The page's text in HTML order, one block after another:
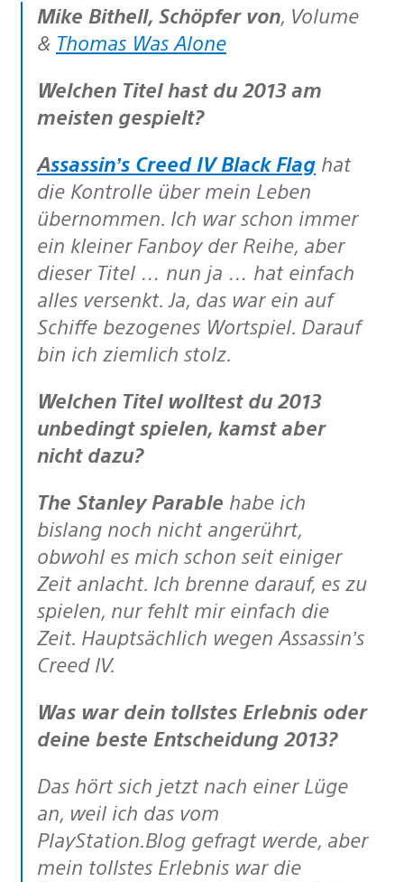
Mike Bithell, Schöpfer von, Volume
& Thomas Was Alone
Welchen Titel hast du 2013 am
meisten gespielt?
Assassin’s Creed IV Black Flag hat
die Kontrolle über mein Leben
übernommen. Ich war schon immer
ein kleiner Fanboy der Reihe, aber
dieser Titel … nun ja … hat einfach
alles versenkt. Ja, das war ein auf
Schiffe bezogenes Wortspiel. Darauf
bin ich ziemlich stolz.
Welchen Titel wolltest du 2013
unbedingt spielen, kamst aber
nicht dazu?
The Stanley Parable habe ich
bislang noch nicht angerührt,
obwohl es mich schon seit einiger
Zeit anlacht. Ich brenne darauf, es zu
spielen, nur fehlt mir einfach die
Zeit. Hauptsächlich wegen Assassin’s
Creed IV.
Was war dein tollstes Erlebnis oder
deine beste Entscheidung 2013?
Das hört sich jetzt nach einer Lüge
an, weil ich das vom
PlayStation.Blog gefragt werde, aber
mein tollstes Erlebnis war die